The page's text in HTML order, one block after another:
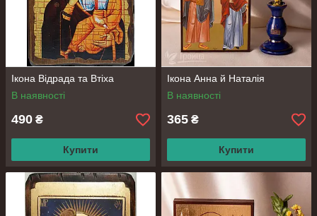
Ікона Відрада та Втіха
В наявності
490 ₴
Купити
Ікона Анна й Наталія
В наявності
365 ₴
Купити